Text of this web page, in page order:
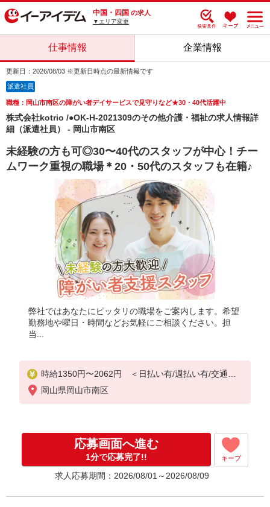
中国・四国 の求人
▼エリア変更
仕事情報 企業情報
更新日：2026/08/03 ※更新日時点の最新情報です
派遣社員
職種：岡山市南区の障がい者デイサービスで見守りなど★30・40代活躍中
株式会社kotrio /●OK-H-2021309のその他介護・福祉の求人情報詳
細（派遣社員） - 岡山市南区
未経験の方も可◎30〜40代のスタッフが中心！チー
ムワーク重視の職場＊20・50代のスタッフも在籍♪
弊社ではあなたにピッタリの職場をご案内します。希望
勤務地や曜日・時間などお気軽にご相談ください。担
当...
時給1350円〜2062円 ＜日払い有/週払い有/交通費
全支給(ガソリン代含む)＞
岡山県岡山市南区
応募画面へ進む
1分で応募完了!! キープ
求人応募期間：2026/08/01～2026/08/09